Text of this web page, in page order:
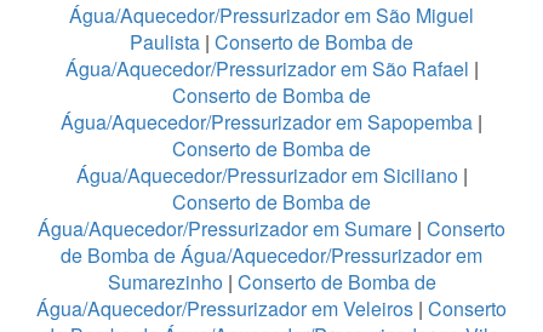
Água/Aquecedor/Pressurizador em São Miguel
Paulista | Conserto de Bomba de
Água/Aquecedor/Pressurizador em São Rafael |
Conserto de Bomba de
Água/Aquecedor/Pressurizador em Sapopemba |
Conserto de Bomba de
Água/Aquecedor/Pressurizador em Siciliano|
Conserto de Bomba de
Água/Aquecedor/Pressurizador em Sumare | Conserto
de Bomba de Água/Aquecedor/Pressurizador em
Sumarezinho| Conserto de Bomba de
Água/Aquecedor/Pressurizador em Veleiros | Conserto